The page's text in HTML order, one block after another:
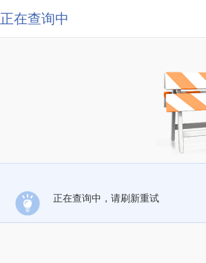
正在查询中
正在查询中，请刷新重试